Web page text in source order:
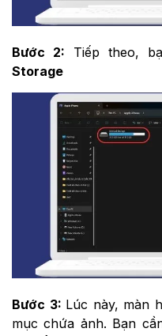
Bước 2: Tiếp theo,
Storage
Bước 3: Lúc này, màn
mục chứa ảnh. Bạn